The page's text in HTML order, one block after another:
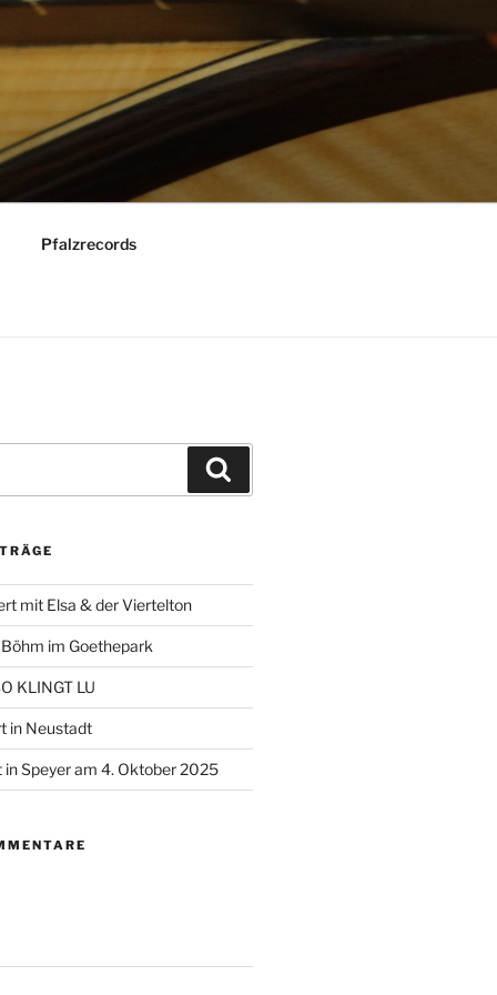
Pfalzrecords
mit Elsa & der Viertelton
im Goethepark
KLINGT LU
in Neustadt
Speyer am 4. Oktober 2025